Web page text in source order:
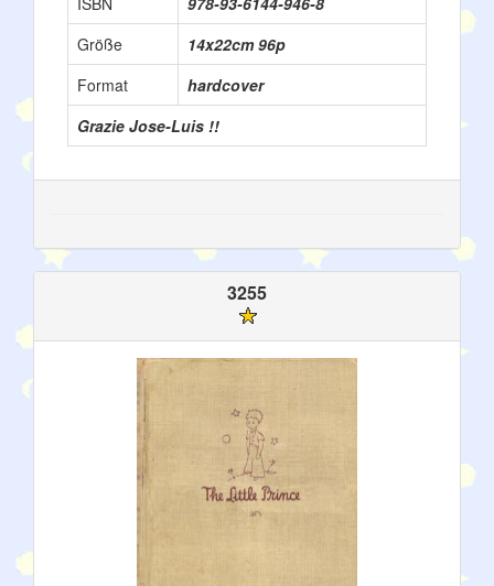
Größe
14x22cm 96p
Format
hardcover
Grazie Jose-Luis !!
3255